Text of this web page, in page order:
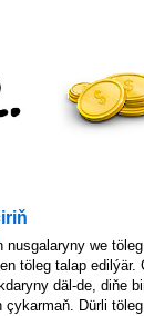
nusgalaryny we
töleg talap edilýär.
däl-de, diňe
Dürli